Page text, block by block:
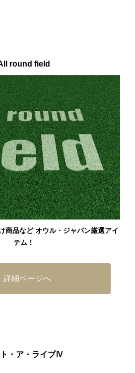
round field
商品など オウル・ジャパン厳選アイ
テム！
詳細ページへ
・ア・ライブⅣ